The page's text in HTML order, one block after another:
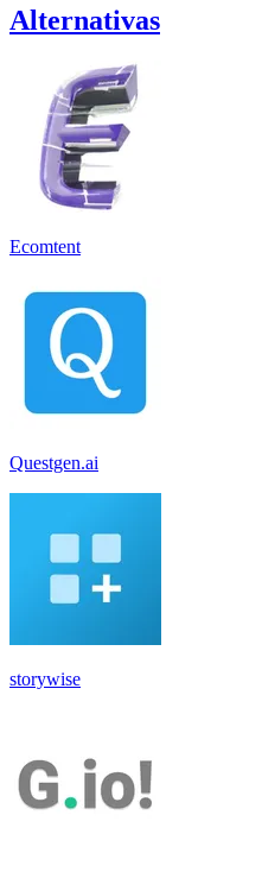
Alternativas
Ecomtent
Questgen.ai
storywise